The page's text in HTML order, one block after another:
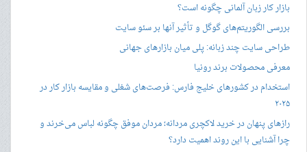
بازار کار زبان آلمانی چگونه است؟
بررسی الگوریتم‌های گوگل و تأثیر آنها بر سئو سایت
طراحی سایت چند زبانه: پلی میان بازارهای جهانی
معرفی محصولات برند رونیا
استخدام در کشورهای خلیج فارس: فرصت‌های شغلی و مقایسه بازار کار در
۲۰۲۵
رازهای پنهان در خرید لاکچری مردانه؛ مردان موفق چگونه لباس می‌خرند و
چرا آشنایی با این روند اهمیت دارد؟